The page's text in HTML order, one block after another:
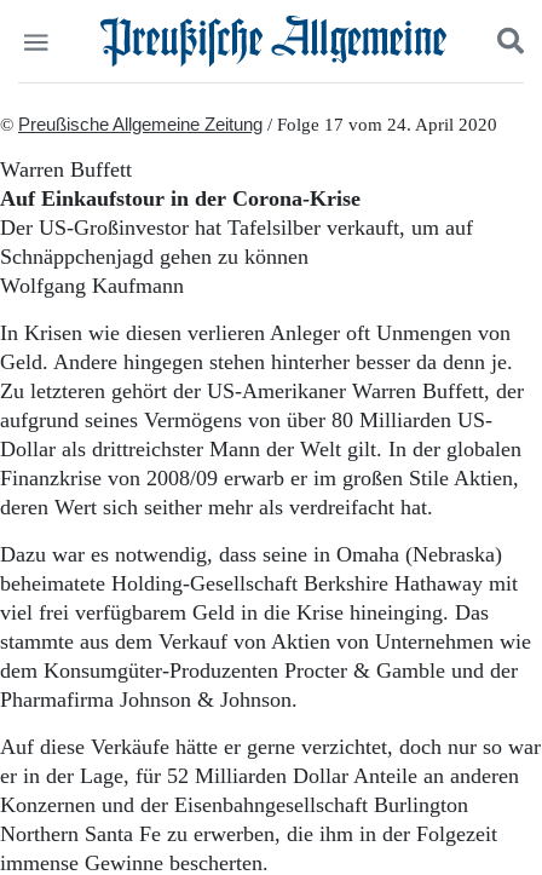
Start
Wer wir sind
Aktuelle Ausgabe
Abonnenten-Login
Abonnent werden
Abo Prämien
Archiv
Mediadaten
Politik
Panorama
Gesellschaft
Leben
Pommern
Berlin-Brandenburg
Schlesien
Danzig und Westpreußen
Bücher
Impressum
Datenschutz
Suchen und finden
© Preußische Allgemeine Zeitung / Folge 17 vom 24. April 2020
Warren Buffett
Auf Einkaufstour in der Corona-Krise
Der US-Großinvestor hat Tafelsilber verkauft, um auf
Schnäppchenjagd gehen zu können
Wolfgang Kaufmann
In Krisen wie diesen verlieren Anleger oft Unmengen von
Geld. Andere hingegen stehen hinterher besser da denn je.
Zu letzteren gehört der US-Amerikaner Warren Buffett, der
aufgrund seines Vermögens von über 80 Milliarden US-
Dollar als drittreichster Mann der Welt gilt. In der globalen
Finanzkrise von 2008/09 erwarb er im großen Stile Aktien,
deren Wert sich seither mehr als verdreifacht hat.
Dazu war es notwendig, dass seine in Omaha (Nebraska)
beheimatete Holding-Gesellschaft Berkshire Hathaway mit
viel frei verfügbarem Geld in die Krise hineinging. Das
stammte aus dem Verkauf von Aktien von Unternehmen wie
dem Konsumgüter-Produzenten Procter & Gamble und der
Pharmafirma Johnson & Johnson.
Auf diese Verkäufe hätte er gerne verzichtet, doch nur so war
er in der Lage, für 52 Milliarden Dollar Anteile an anderen
Konzernen und der Eisenbahngesellschaft Burlington
Northern Santa Fe zu erwerben, die ihm in der Folgezeit
immense Gewinne bescherten.